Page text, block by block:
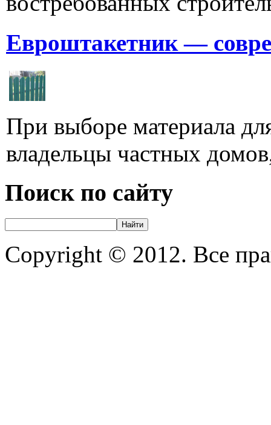
Евроштакетник —
При выборе материала
владельцы частных
Поиск по сайту
Copyright © 2012. Все